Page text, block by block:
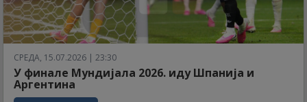
СРЕДА, 15.07.2026 | 23:30
У финале Мундијала 2026. иду Шпанија и
Аргентина